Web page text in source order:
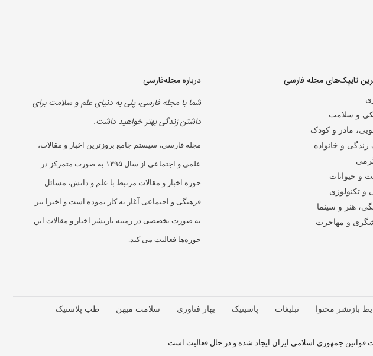
تایپک‌های مجله فارسی
و سلامت
مادر و کودک
و خانواده
و حیوانات
و تکنولوژی
هنر و سینما
و مهاجرت
درباره مجله‌فارسی
شما با مجله فارسی، پلی به دنیای علم و سلامت برای
داشتن زندگی بهتر خواهید داشت.
مجله فارسی، سیستم جامع بروزترین اخبار و مقالات،
علمی و اجتماعی از سال ۱۳۹۵ به صورت متمرکز در
حوزه اخبار و مقالات مرتبط با علم و دانش، مسائل
فرهنگی و اجتماعی آغاز به کار نموده است و اخیرا نیز
به صورت تخصصی در زمینه بازنشر اخبار و مقالات این
حوزه‌ها فعالیت می کند.
بازنشر محتوا تبلیغات پاسینیک بهار فناوری سلامت میهن
طب پلاستیک
جمهوری اسلامی ایران ایجاد شده و در حال فعالیت است.